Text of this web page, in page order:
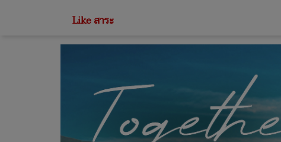
Like สาระ